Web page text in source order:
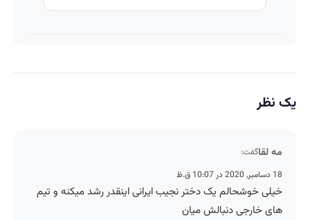
یک نظر
مه لقاگفت:
18 دسامبر, 2020 در 10:07 ق.ظ
خیلی خوشحالم یک دختر نجیب ایرانی اینقدر رشد میکنه و تیم
های خارجی دنبالش میان